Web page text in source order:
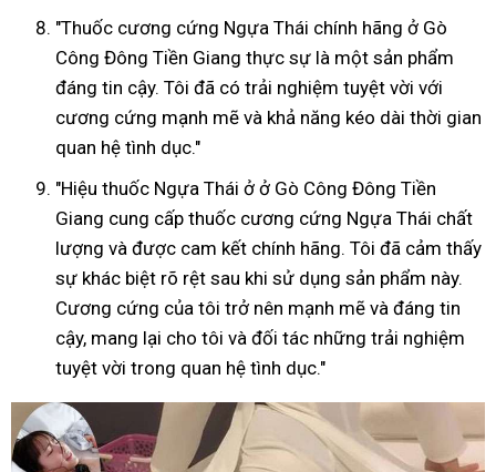
"Thuốc cương cứng Ngựa Thái chính hãng ở Gò
Công Đông Tiền Giang thực sự là một sản phẩm
đáng tin cậy. Tôi đã có trải nghiệm tuyệt vời với
cương cứng mạnh mẽ và khả năng kéo dài thời gian
quan hệ tình dục."
"Hiệu thuốc Ngựa Thái ở ở Gò Công Đông Tiền
Giang cung cấp thuốc cương cứng Ngựa Thái chất
lượng và được cam kết chính hãng. Tôi đã cảm thấy
sự khác biệt rõ rệt sau khi sử dụng sản phẩm này.
Cương cứng của tôi trở nên mạnh mẽ và đáng tin
cậy, mang lại cho tôi và đối tác những trải nghiệm
tuyệt vời trong quan hệ tình dục."